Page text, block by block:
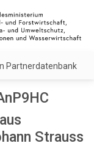
in Partnerdatenbank
Strauss